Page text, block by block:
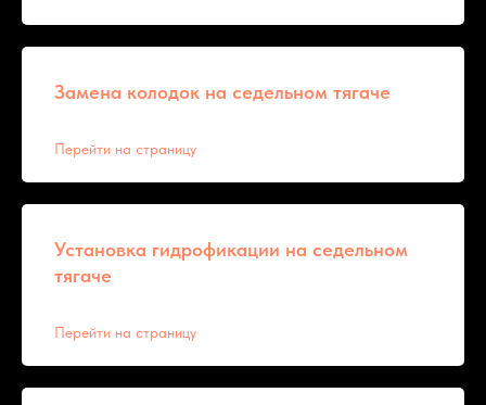
Замена колодок на седельном тягаче
Перейти на страницу
Установка гидрофикации на седельном
тягаче
Перейти на страницу